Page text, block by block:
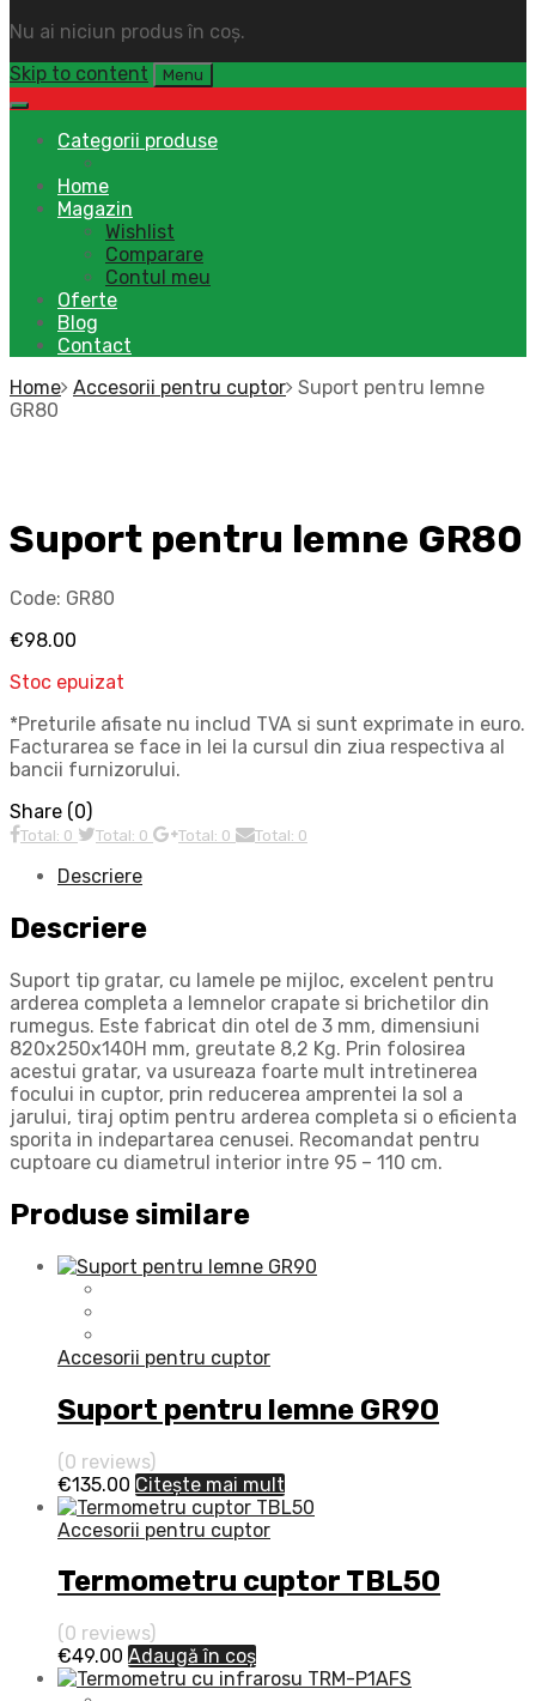
Nu ai niciun produs în coș.
Skip to content
Menu
Categorii produse
Home
Magazin
Wishlist
Comparare
Contul meu
Oferte
Blog
Contact
Home Accesorii pentru cuptor Suport pentru lemne
GR80
Suport pentru lemne GR80
Code: GR80
€98.00
Stoc epuizat
*Preturile afisate nu includ TVA si sunt exprimate in euro.
Facturarea se face in lei la cursul din ziua respectiva al
bancii furnizorului.
Share (0)
Total: 0 Total: 0 Total: 0 Total: 0
Descriere
Descriere
Suport tip gratar, cu lamele pe mijloc, excelent pentru
arderea completa a lemnelor crapate si brichetilor din
rumegus. Este fabricat din otel de 3 mm, dimensiuni
820x250x140H mm, greutate 8,2 Kg. Prin folosirea
acestui gratar, va usureaza foarte mult intretinerea
focului in cuptor, prin reducerea amprentei la sol a
jarului, tiraj optim pentru arderea completa si o eficienta
sporita in indepartarea cenusei. Recomandat pentru
cuptoare cu diametrul interior intre 95 – 110 cm.
Produse similare
Accesorii pentru cuptor
Suport pentru lemne GR90
(0 reviews)
€135.00 Citește mai mult
Accesorii pentru cuptor
Termometru cuptor TBL50
(0 reviews)
€49.00 Adaugă în coș